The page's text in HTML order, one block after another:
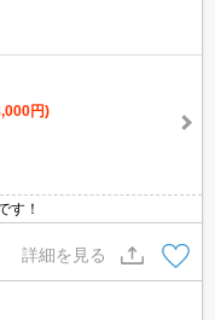
円)
す！
詳細を見る